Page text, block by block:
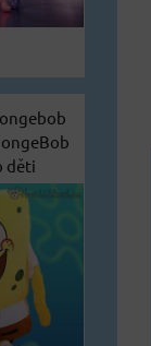
děti